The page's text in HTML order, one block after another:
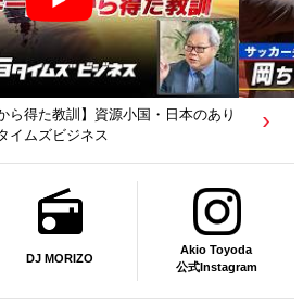
【若者たちへ】岡田武史さんが“特別授業”で語
｜サッカー日本代表元監督｜トヨタイムズニュ
DJ MORIZO
Akio Toyoda
公式Instagram